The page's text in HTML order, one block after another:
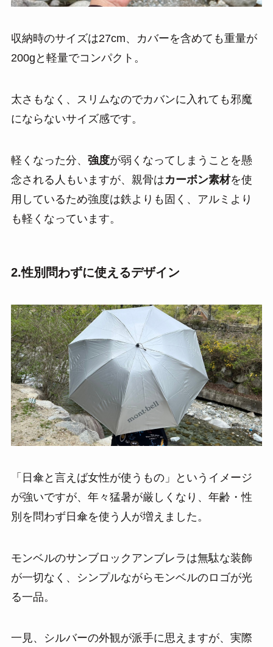
収納時のサイズは27cm、カバーを含めても重量が
200gと軽量でコンパクト。
太さもなく、スリムなのでカバンに入れても邪魔
にならないサイズ感です。
軽くなった分、 強度が弱くなってしまうことを懸
念される人もいますが、親骨はカーボン素材を使
用しているため強度は鉄よりも固く、アルミより
も軽くなっています。
2.性別問わずに使えるデザイン
「日傘と言えば女性が使うもの」というイメージ
が強いですが、年々猛暑が厳しくなり、年齢・性
別を問わず日傘を使う人が増えました。
モンベルのサンブロックアンブレラは無駄な装飾
が一切なく、シンプルながらモンベルのロゴが光
る一品。
一見、シルバーの外観が派手に思えますが、実際